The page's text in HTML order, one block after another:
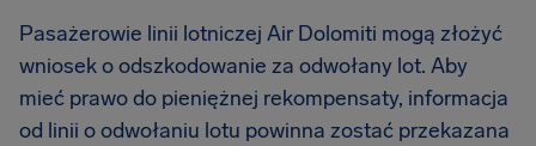
Pasażerowie linii lotniczej Air Dolomiti mogą złożyć
wniosek o odszkodowanie za odwołany lot. Aby
mieć prawo do pieniężnej rekompensaty, informacja
od linii o odwołaniu lotu powinna zostać przekazana